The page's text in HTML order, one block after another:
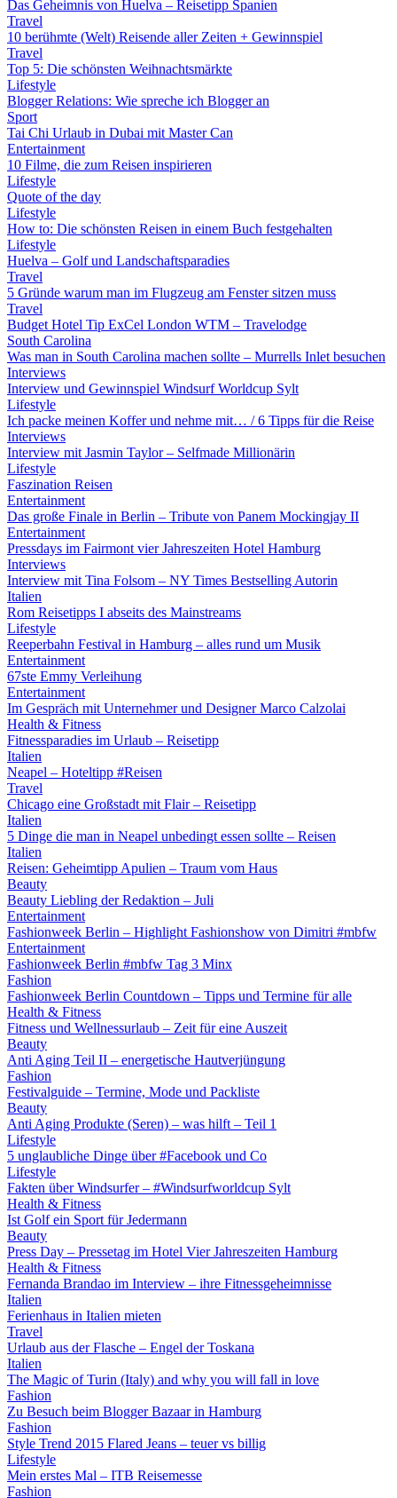
Das Geheimnis von Huelva – Reisetipp Spanien
Travel
10 berühmte (Welt) Reisende aller Zeiten + Gewinnspiel
Travel
Top 5: Die schönsten Weihnachtsmärkte
Lifestyle
Blogger Relations: Wie spreche ich Blogger an
Sport
Tai Chi Urlaub in Dubai mit Master Can
Entertainment
10 Filme, die zum Reisen inspirieren
Lifestyle
Quote of the day
Lifestyle
How to: Die schönsten Reisen in einem Buch festgehalten
Lifestyle
Huelva – Golf und Landschaftsparadies
Travel
5 Gründe warum man im Flugzeug am Fenster sitzen muss
Travel
Budget Hotel Tip ExCel London WTM – Travelodge
South Carolina
Was man in South Carolina machen sollte – Murrells Inlet besuchen
Interviews
Interview und Gewinnspiel Windsurf Worldcup Sylt
Lifestyle
Ich packe meinen Koffer und nehme mit… / 6 Tipps für die Reise
Interviews
Interview mit Jasmin Taylor – Selfmade Millionärin
Lifestyle
Faszination Reisen
Entertainment
Das große Finale in Berlin – Tribute von Panem Mockingjay II
Entertainment
Pressdays im Fairmont vier Jahreszeiten Hotel Hamburg
Interviews
Interview mit Tina Folsom – NY Times Bestselling Autorin
Italien
Rom Reisetipps I abseits des Mainstreams
Lifestyle
Reeperbahn Festival in Hamburg – alles rund um Musik
Entertainment
67ste Emmy Verleihung
Entertainment
Im Gespräch mit Unternehmer und Designer Marco Calzolai
Health & Fitness
Fitnessparadies im Urlaub – Reisetipp
Italien
Neapel – Hoteltipp #Reisen
Travel
Chicago eine Großstadt mit Flair – Reisetipp
Italien
5 Dinge die man in Neapel unbedingt essen sollte – Reisen
Italien
Reisen: Geheimtipp Apulien – Traum vom Haus
Beauty
Beauty Liebling der Redaktion – Juli
Entertainment
Fashionweek Berlin – Highlight Fashionshow von Dimitri #mbfw
Entertainment
Fashionweek Berlin #mbfw Tag 3 Minx
Fashion
Fashionweek Berlin Countdown – Tipps und Termine für alle
Health & Fitness
Fitness und Wellnessurlaub – Zeit für eine Auszeit
Beauty
Anti Aging Teil II – energetische Hautverjüngung
Fashion
Festivalguide – Termine, Mode und Packliste
Beauty
Anti Aging Produkte (Seren) – was hilft – Teil 1
Lifestyle
5 unglaubliche Dinge über #Facebook und Co
Lifestyle
Fakten über Windsurfer – #Windsurfworldcup Sylt
Health & Fitness
Ist Golf ein Sport für Jedermann
Beauty
Press Day – Pressetag im Hotel Vier Jahreszeiten Hamburg
Health & Fitness
Fernanda Brandao im Interview – ihre Fitnessgeheimnisse
Italien
Ferienhaus in Italien mieten
Travel
Urlaub aus der Flasche – Engel der Toskana
Italien
The Magic of Turin (Italy) and why you will fall in love
Fashion
Zu Besuch beim Blogger Bazaar in Hamburg
Fashion
Style Trend 2015 Flared Jeans – teuer vs billig
Lifestyle
Mein erstes Mal – ITB Reisemesse
Fashion